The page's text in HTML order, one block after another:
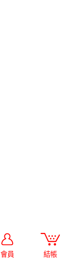
會員 結帳